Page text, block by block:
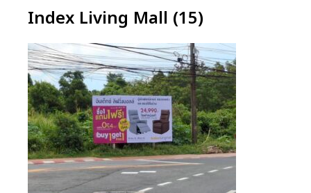
Index Living Mall (15)